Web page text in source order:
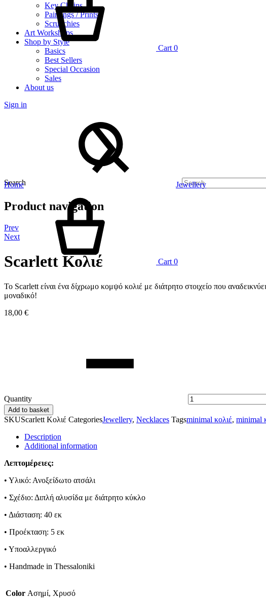
Key Chains
Paintings / Prints
Scrunchies
Art Workshops
Shop by Style
Basics
Best Sellers
Special Occasion
Sales
About us
Sign in
Search
Cart 0
Cart 0
Home Jewellery
Product navigation
Prev
Next
Scarlett Κολιέ
Το Scarlett είναι ένα δίχρωμο κομψό κολιέ με διάτρητο στοιχείο που
μοναδικό!
18,00 €
Quantity
Add to basket
SKUScarlett Κολιέ CategoriesJewellery, Necklaces Tagsminimal κολιέ, minimal
Description
Additional information
Λεπτομέρειες:
• Υλικό: Ανοξείδωτο ατσάλι
• Σχέδιο: Διπλή αλυσίδα με διάτρητο κύκλο
• Διάσταση: 40 εκ
• Προέκταση: 5 εκ
• Υποαλλεργικό
• Handmade in Thessaloniki
Color Ασημί, Χρυσό